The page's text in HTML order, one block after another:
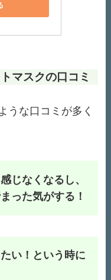
マスクの口コミ
うな口コミが多く
じなくなるし、
った気がする！
い！という時に